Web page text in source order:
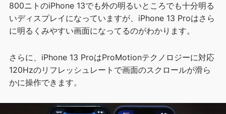
800ニトのiPhone 13でも外の明るいところでも十分明る
いディスプレイになっていますが、iPhone 13 Proはさら
に明るくみやすい画面になってるのがわかります。
さらに、iPhone 13 ProはProMotionテクノロジーに対応
120Hzのリフレッシュレートで画面のスクロールが滑ら
かに操作できます。